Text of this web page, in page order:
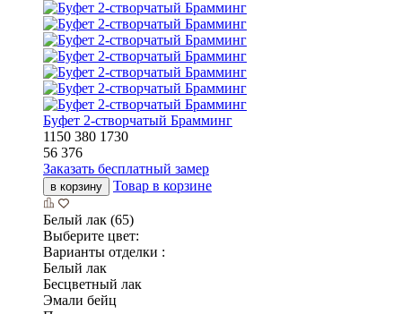
Буфет 2-створчатый Брамминг
1150 380 1730
56 376
Заказать бесплатный замер
в корзину Товар в корзине
Белый лак (65)
Выберите цвет:
Варианты отделки :
Белый лак
Бесцветный лак
Эмали бейц